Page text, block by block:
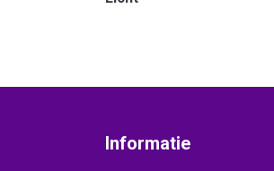
Informatie